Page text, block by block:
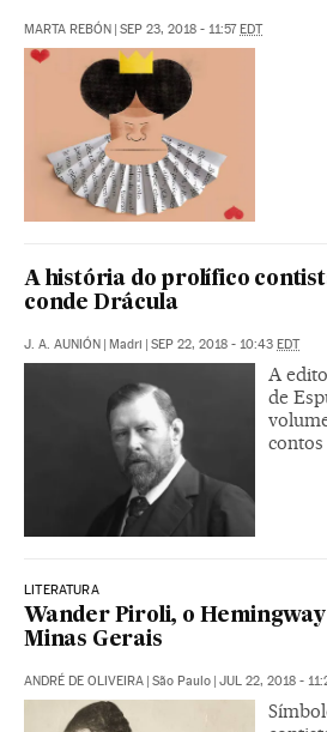
MARTA REBÓN | SEP 23, 2018 - 11:57EDT
A história do prolífico
conde Drácula
J. A. AUNIÓN | Madri | SEP 22, 2018 - 10:43 EDT
A
de
LITERATURA
Wander Piroli, o Hemingway
Minas Gerais
ANDRÉ DE OLIVEIRA | São Paulo | JUL 22, 2018 -